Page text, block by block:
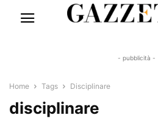
- pubblicità -
Home Tags Disciplinare
disciplinare